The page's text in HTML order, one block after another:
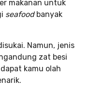
makanan untuk
seafoodbanyak
Namun, jenis
zat besi
kamu olah